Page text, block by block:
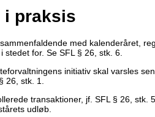
i praksis
med kalenderåret,
for. Se SFL § 26, stk. 6.
initiativ skal varsles
26, stk. 1.
transaktioner, jf. SFL § 26, stk.
udløb.